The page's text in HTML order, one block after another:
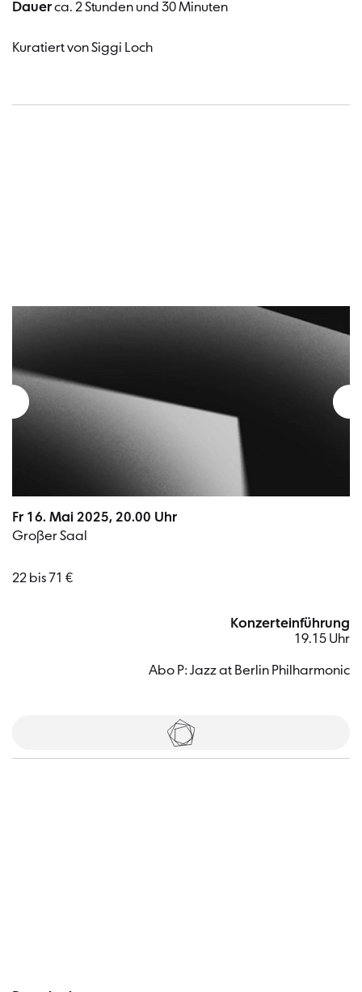
Dauerca. 2 Stunden und 30 Minuten
Kuratiert von Siggi Loch
Fr 16. Mai 2025, 20.00 Uhr
Großer Saal
22 bis 71 €
Konzerteinführung
19.15 Uhr
Abo P: Jazz at Berlin Philharmonic
Tickets